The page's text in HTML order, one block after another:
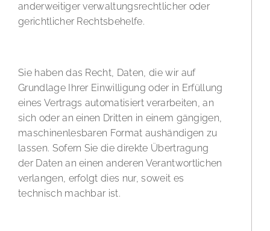
anderweitiger verwaltungsrechtlicher oder
gerichtlicher Rechtsbehelfe.
Sie haben das Recht, Daten, die wir auf
Grundlage Ihrer Einwilligung oder in Erfüllung
eines Vertrags automatisiert verarbeiten, an
sich oder an einen Dritten in einem gängigen,
maschinenlesbaren Format aushändigen zu
lassen. Sofern Sie die direkte Übertragung
der Daten an einen anderen Verantwortlichen
verlangen, erfolgt dies nur, soweit es
technisch machbar ist.